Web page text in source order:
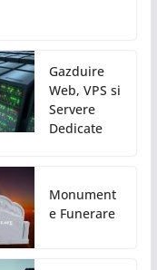
Gazduire
Web, VPS si
Servere
Dedicate
Monument
e Funerare